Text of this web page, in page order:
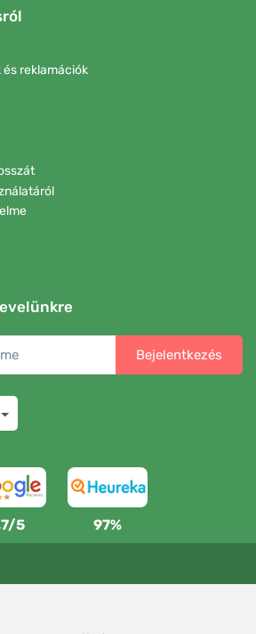
és reklamációk
Bejelentkezés
5 97%
ingyenesen
a következő összeg felett: 80 EUR